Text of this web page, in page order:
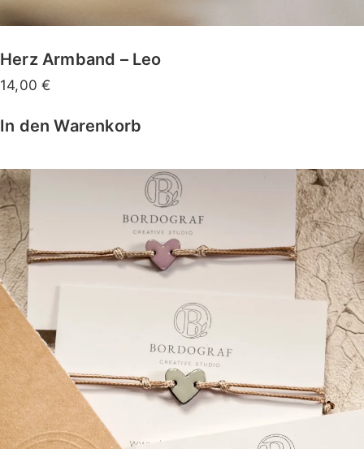
Herz Armband – Leo
14,00€
In den Warenkorb